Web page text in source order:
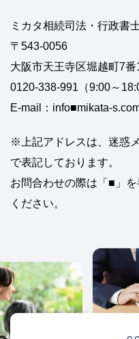
ミカタ相続司法・行政書
〒543-0056
大阪市天王寺区堀越町7
0120-338-991（9:00～
E-mail：info■mikata-
※上記アドレスは、迷惑
で表記しております。
お問合わせの際は「■」
ください。